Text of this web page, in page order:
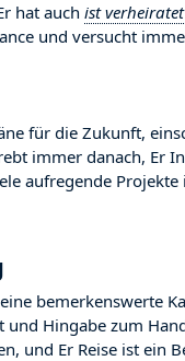
hat auch ist
und versucht
für die Zukunft,
immer danach, Er
aufregende
bemerkenswerte
und Hingabe zum
und Er Reise ist ein